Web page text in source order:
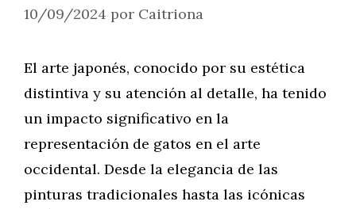
10/09/2024 por Caitriona
El arte japonés, conocido por su estética
distintiva y su atención al detalle, ha tenido
un impacto significativo en la
representación de gatos en el arte
occidental. Desde la elegancia de las
pinturas tradicionales hasta las icónicas